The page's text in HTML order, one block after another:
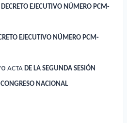
DECRETO EJECUTIVO NÚMERO PCM-
EJECUTIVO NÚMERO PCM-
o ACTA DE LA SEGUNDA SESIÓN
NACIONAL